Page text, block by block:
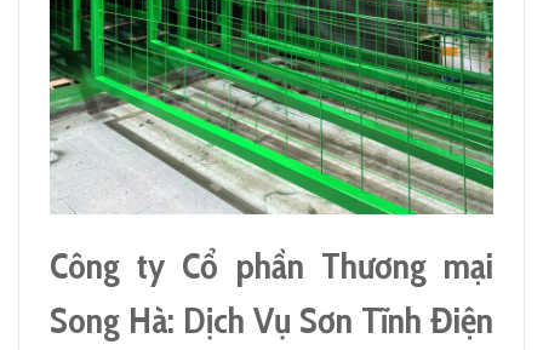
Công ty Cổ phần Thương mại
Song Hà: Dịch Vụ Sơn Tĩnh Điện